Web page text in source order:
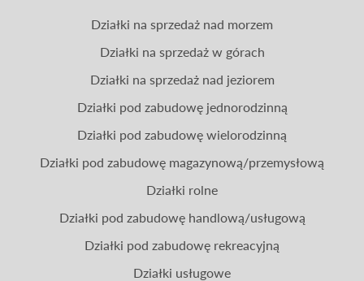
Działki na sprzedaż nad morzem
Działki na sprzedaż w górach
Działki na sprzedaż nad jeziorem
Działki pod zabudowę jednorodzinną
Działki pod zabudowę wielorodzinną
Działki pod zabudowę magazynową/przemysłową
Działki rolne
Działki pod zabudowę handlową/usługową
Działki pod zabudowę rekreacyjną
Działki usługowe